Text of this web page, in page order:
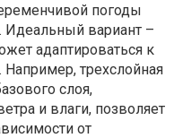
погоды
Идеальный вариант –
адаптироваться к
трехслойная
слоя,
и влаги, позволяет
от